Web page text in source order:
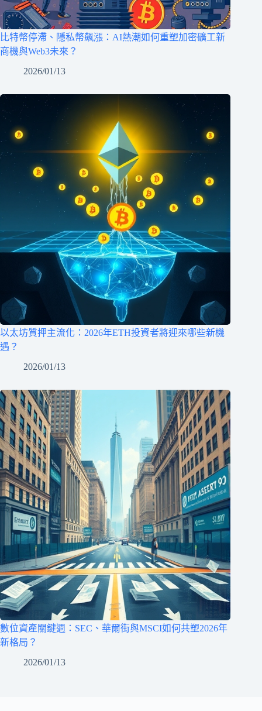
比特幣停滯、隱私幣飆漲：AI熱潮如何重塑加密礦工新
商機與Web3未來？
2026/01/13
以太坊質押主流化：2026年ETH投資者將迎來哪些新機
遇？
2026/01/13
數位資產關鍵週：SEC、華爾街與MSCI如何共塑2026年
新格局？
2026/01/13